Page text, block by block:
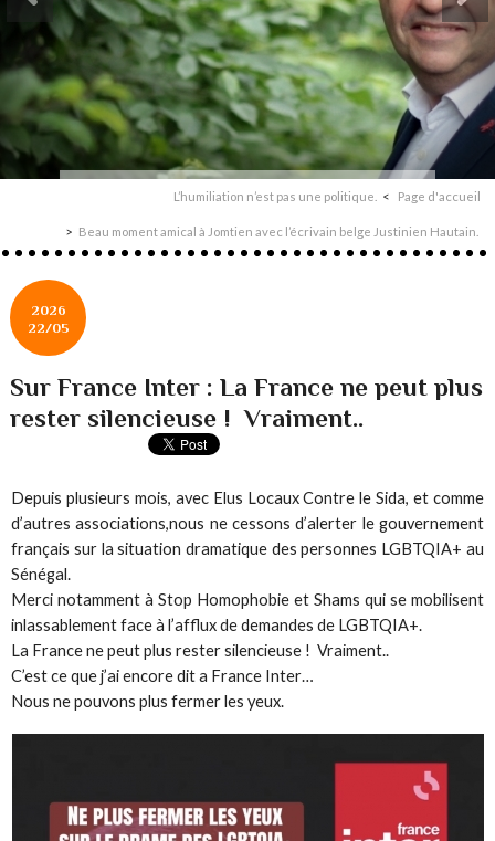
L’humiliation n’est pas une politique. Page d'accueil
Beau moment amical à Jomtien avec l’écrivain belge Justinien Hautain.
2026
22/05
Sur France Inter : La France ne peut plus
rester silencieuse ! Vraiment..
Depuis plusieurs mois, avec Elus Locaux Contre le Sida, et comme
d’autres associations,nous ne cessons d’alerter le gouvernement
français sur la situation dramatique des personnes LGBTQIA+ au
Sénégal.
Merci notamment à Stop Homophobie et Shams qui se mobilisent
inlassablement face à l’afflux de demandes de LGBTQIA+.
La France ne peut plus rester silencieuse ! Vraiment..
C’est ce que j’ai encore dit a France Inter…
Nous ne pouvons plus fermer les yeux.